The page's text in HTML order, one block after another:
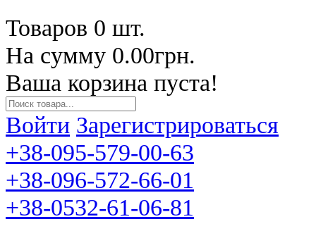
Товаров 0 шт.
На сумму 0.00грн.
Ваша корзина пуста!
Войти Зарегистрироваться
+38-095-579-00-63
+38-096-572-66-01
+38-0532-61-06-81